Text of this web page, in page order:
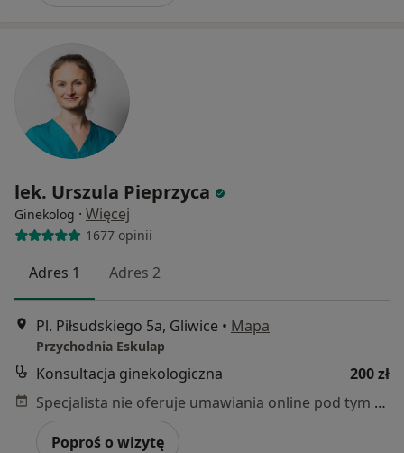
lek. Urszula Pieprzyca
Ginekolog · Więcej
1677 opinii
Adres 1 Adres 2
Pl. Piłsudskiego 5a, Gliwice • Mapa
Przychodnia Eskulap
Konsultacja ginekologiczna
200 zł
Specjalista nie oferuje umawiania online pod tym adresem.
Poproś o wizytę